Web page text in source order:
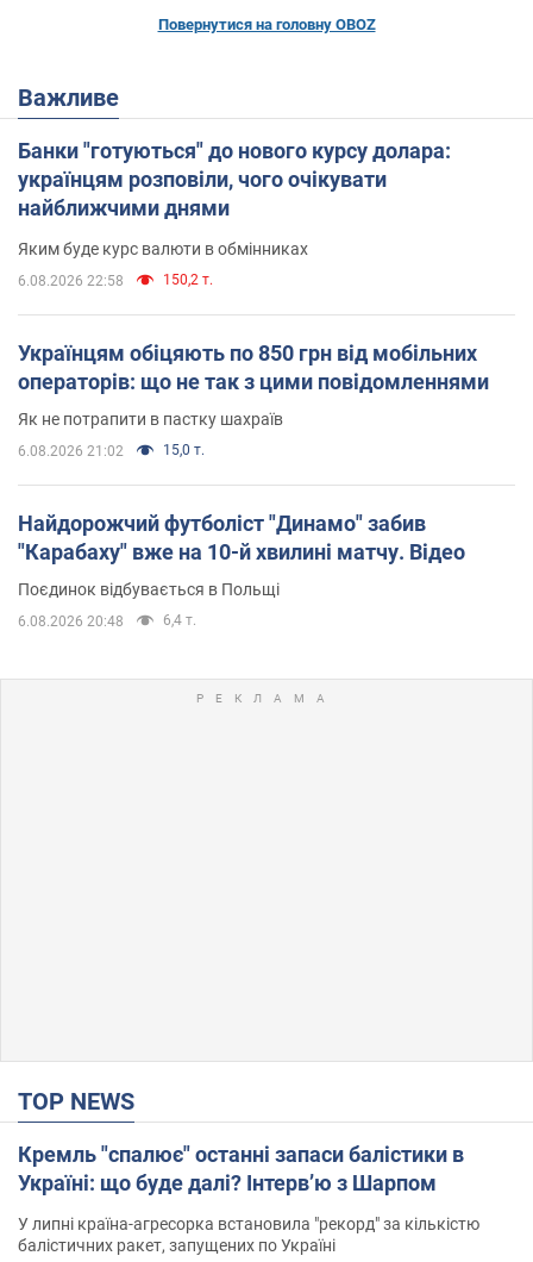
Повернутися на головну OBOZ
Важливе
Банки "готуються" до нового курсу долара:
українцям розповіли, чого очікувати
найближчими днями
Яким буде курс валюти в обмінниках
6.08.2026 22:58 150,2 т.
Українцям обіцяють по 850 грн від мобільних
операторів: що не так з цими повідомленнями
Як не потрапити в пастку шахраїв
6.08.2026 21:02 15,0 т.
Найдорожчий футболіст "Динамо" забив
"Карабаху" вже на 10-й хвилині матчу. Відео
Поєдинок відбувається в Польщі
6.08.2026 20:48 6,4 т.
TOP NEWS
Кремль "спалює" останні запаси балістики в
Україні: що буде далі? Інтерв’ю з Шарпом
У липні країна-агресорка встановила "рекорд" за кількістю
балістичних ракет, запущених по Україні